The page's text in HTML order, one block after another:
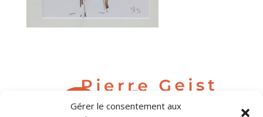
Gérer le consentement aux